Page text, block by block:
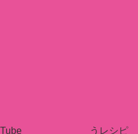
うレシピ